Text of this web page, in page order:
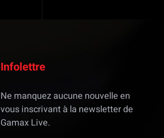
Infolettre
Ne manquez aucune nouvelle en
vous inscrivant à la newsletter de
Gamax Live.